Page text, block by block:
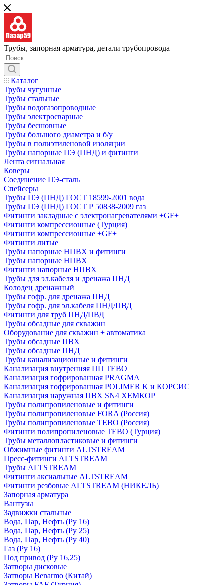
Трубы, запорная арматура, детали трубопровода
Каталог
Трубы чугунные
Трубы стальные
Трубы водогазопроводные
Трубы электросварные
Трубы бесшовные
Трубы большого диаметра и б/у
Трубы в полиэтиленовой изоляции
Трубы напорные ПЭ (ПНД) и фитинги
Лента сигнальная
Коверы
Соединение ПЭ-сталь
Спейсеры
Трубы ПЭ (ПНД) ГОСТ 18599-2001 вода
Трубы ПЭ (ПНД) ГОСТ Р 50838-2009 газ
Фитинги закладные с электронагревателями +GF+
Фитинги компрессионные (Турция)
Фитинги компрессионные +GF+
Фитинги литые
Трубы напорные НПВХ и фитинги
Трубы напорные НПВХ
Фитинги напорные НПВХ
Трубы для эл.кабеля и дренажа ПНД
Колодец дренажный
Трубы гофр. для дренажа ПНД
Трубы гофр. для эл.кабеля ПНД/ПВД
Фитинги для труб ПНД/ПВД
Трубы обсадные для скважин
Оборудование для скважин + автоматика
Трубы обсадные ПВХ
Трубы обсадные ПНД
Трубы канализационные и фитинги
Канализация внутренняя ПП TEBO
Канализация гофрированная PRAGMA
Канализация гофрированная POLIMER K и КОРСИС
Канализация наружная ПВХ SN4 ХЕМКОР
Трубы полипропиленовые и фитинги
Трубы полипропиленовые FORA (Россия)
Трубы полипропиленовые TEBO (Россия)
Фитинги полипропиленовые TEBO (Турция)
Трубы металлопластиковые и фитинги
Обжимные фитинги ALTSTREAM
Пресс-фитинги ALTSTREAM
Трубы ALTSTREAM
Фитинги аксиальные ALTSTREAM
Фитинги резбовые ALTSTREAM (НИКЕЛЬ)
Запорная арматура
Вантузы
Задвижки стальные
Вода, Пар, Нефть (Ру 16)
Вода, Пар, Нефть (Ру 25)
Вода, Пар, Нефть (Ру 40)
Газ (Ру 16)
Под привод (Ру 16,25)
Затворы дисковые
Затворы Benarmo (Китай)